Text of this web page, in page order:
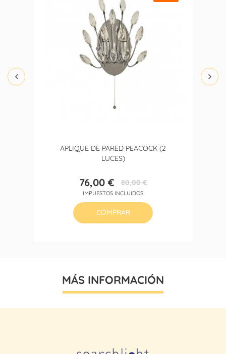
APLIQUE DE PARED PEACOCK (2
LUCES)
Precio
76,00 €Precio
base
80,00 €
IMPUESTOS INCLUIDOS
COMPRAR
MÁS INFORMACIÓN